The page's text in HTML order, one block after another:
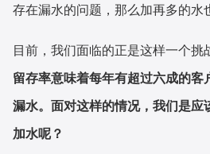
存在漏水的问题，那么加再多的水
目前，我们面临的正是这样一个挑
留存率意味着每年有超过六成的客
漏水。面对这样的情况，我们是应
加水呢？